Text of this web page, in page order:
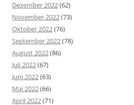
Dezember 2022(62)
November 2022(73)
Oktober 2022(76)
September 2022(78)
August 2022(86)
Juli 2022(67)
Juni 2022(63)
Mai 2022(66)
April 2022(71)